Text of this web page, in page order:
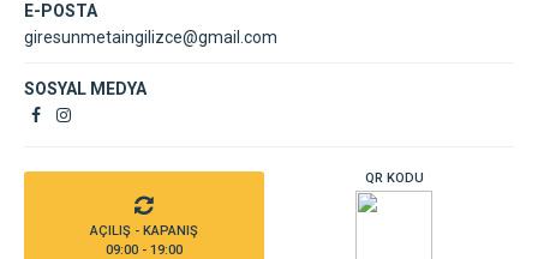
E-POSTA
giresunmetaingilizce@gmail.com
SOSYAL MEDYA
AÇILIŞ - KAPANIŞ
09:00 - 19:00
QR KODU